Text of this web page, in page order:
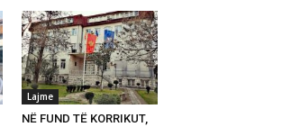
Lajme
NË FUND TË KORRIKUT,